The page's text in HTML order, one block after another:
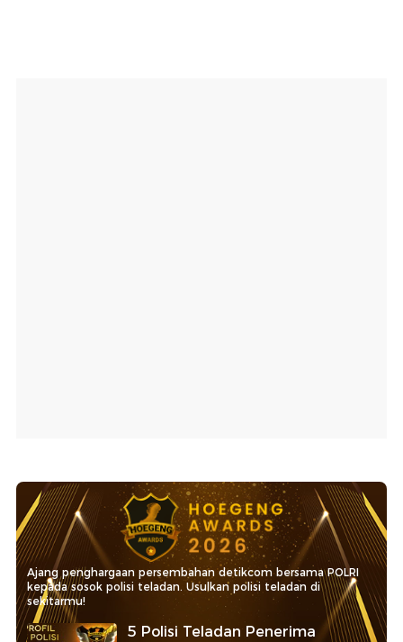
Ajang penghargaan persembahan detikcom bersama POLRI
kepada sosok polisi teladan. Usulkan polisi teladan di
sekitarmu!
5 Polisi Teladan Penerima